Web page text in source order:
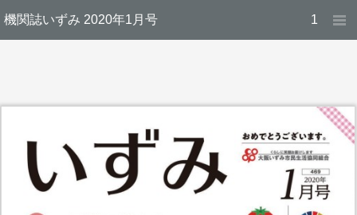
機関誌いずみ 2020年1月号 1